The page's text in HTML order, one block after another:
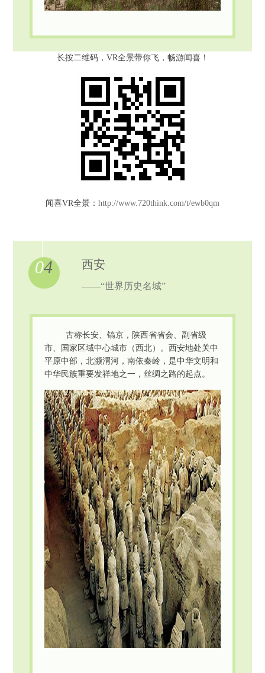
长按二维码，VR全景带你飞，畅游闻喜！
闻喜VR全景： http://www.720think.com/t/ewb0qm
04 西安
——“世界历史名城”
古称长安、镐京，陕西省省会、副省级
市、国家区域中心城市（西北）。西安地处关中
平原中部，北濒渭河，南依秦岭，是中华文明和
中华民族重要发祥地之一，丝绸之路的起点。